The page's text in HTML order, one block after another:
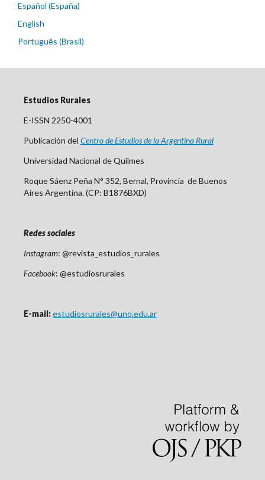
Español (España)
English
Português (Brasil)
Estudios Rurales
E-ISSN 2250-4001
Publicación del Centrode Estudios de la Argentina Rural
Universidad Nacional de Quilmes
Roque Sáenz Peña N° 352, Bernal, Provincia de Buenos
Aires Argentina. (CP: B1876BXD)
Redes sociales
Instagram: @revista_estudios_rurales
Facebook: @estudiosrurales
E-mail:estudiosrurales@unq.edu.ar